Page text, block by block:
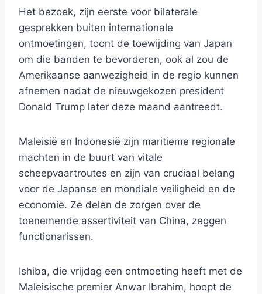
Het bezoek, zijn eerste voor bilaterale
gesprekken buiten internationale
ontmoetingen, toont de toewijding van Japan
om die banden te bevorderen, ook al zou de
Amerikaanse aanwezigheid in de regio kunnen
afnemen nadat de nieuwgekozen president
Donald Trump later deze maand aantreedt.
Maleisië en Indonesië zijn maritieme regionale
machten in de buurt van vitale
scheepvaartroutes en zijn van cruciaal belang
voor de Japanse en mondiale veiligheid en de
economie. Ze delen de zorgen over de
toenemende assertiviteit van China, zeggen
functionarissen.
Ishiba, die vrijdag een ontmoeting heeft met de
Maleisische premier Anwar Ibrahim, hoopt de